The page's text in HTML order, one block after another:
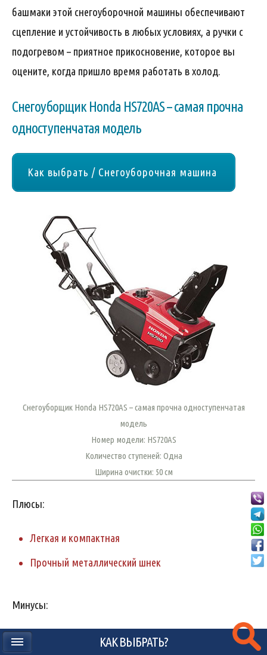
башмаки этой снегоуборочной машины обеспечивают
сцепление и устойчивость в любых условиях, а ручки с
подогревом – приятное прикосновение, которое вы
оцените, когда пришло время работать в холод.
Снегоуборщик Honda HS720AS – самая прочна
одноступенчатая модель
Как выбрать / Снегоуборочная машина
Снегоуборщик Honda HS720AS – самая прочна одноступенчатая
модель
Номер модели: HS720AS
Количество ступеней: Одна
Ширина очистки: 50 см
Плюсы:
Легкая и компактная
Прочный металлический шнек
Минусы:
КАК ВЫБРАТЬ?